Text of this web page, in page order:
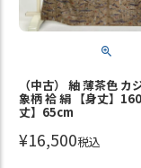
（中古） 紬 薄茶色 カ
象柄 袷 絹 【身丈】
丈】65cm
¥16,500税込